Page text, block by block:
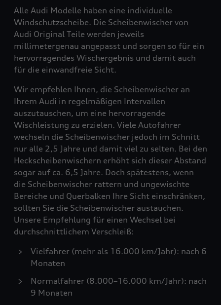
Alle Audi Modelle haben eine individuelle
Windschutzscheibe. Die Scheibenwischer von
Audi Original Teile werden jeweils
millimetergenau angepasst und sorgen so für ein
hervorragendes Wischergebnis und damit auch
für die einwandfreie Sicht.
Wir empfehlen Ihnen, die Scheibenwischer an
Ihrem Audi in regelmäßigen Intervallen
auszutauschen, um eine hervorragende
Wischleistung zu erzielen. Viele Autofahrer
wechseln die Scheibenwischer jedoch im Schnitt
nur alle 2,5 Jahre und damit viel zu selten. Bei den
Heckscheibenwischern erhöht sich dieser Abstand
sogar auf ca. 6,5 Jahre. Doch spätestens, wenn
die Scheibenwischer rattern und ungewischte
Bereiche und Querbalken Ihre Sicht einschränken,
sollten Sie die Scheibenwischer austauchen.
Unsere Empfehlung für einen Wechsel bei
durchschnittlichem Verschleiß:
Vielfahrer (mehr als 16.000 km/Jahr): nach 6
Monaten
Normalfahrer (8.000–16.000 km/Jahr): nach
9 Monaten